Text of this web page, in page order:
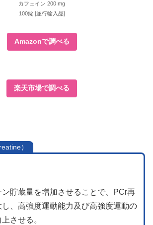
カフェイン 200 mg
100錠 [並行輸入品]
Amazonで調べる
楽天市場で調べる
）
貯蔵量を増加させることで、PCr再
、高強度運動能力及び高強度運動の
させる。